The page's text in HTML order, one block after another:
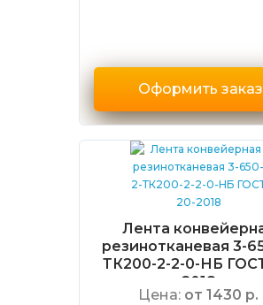
Оформить заказ
Лента
резинотканевая 3-
ТК200-2-2-0-НБ
2018
Цена: от 1430 р.